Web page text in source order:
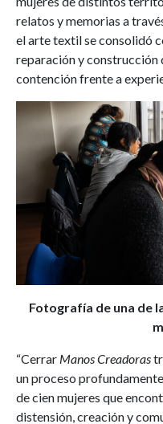
relatos y memorias a
el arte textil se consolidó
reparación y construcción
contención frente a
Fotografía de una de
“Cerrar Manos Creadoras
un proceso
de cien mujeres que
distensión, creación y